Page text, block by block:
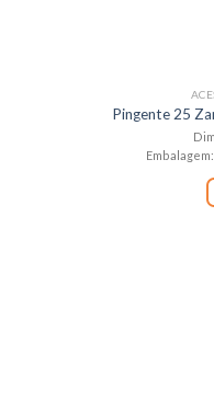
Pingente 25